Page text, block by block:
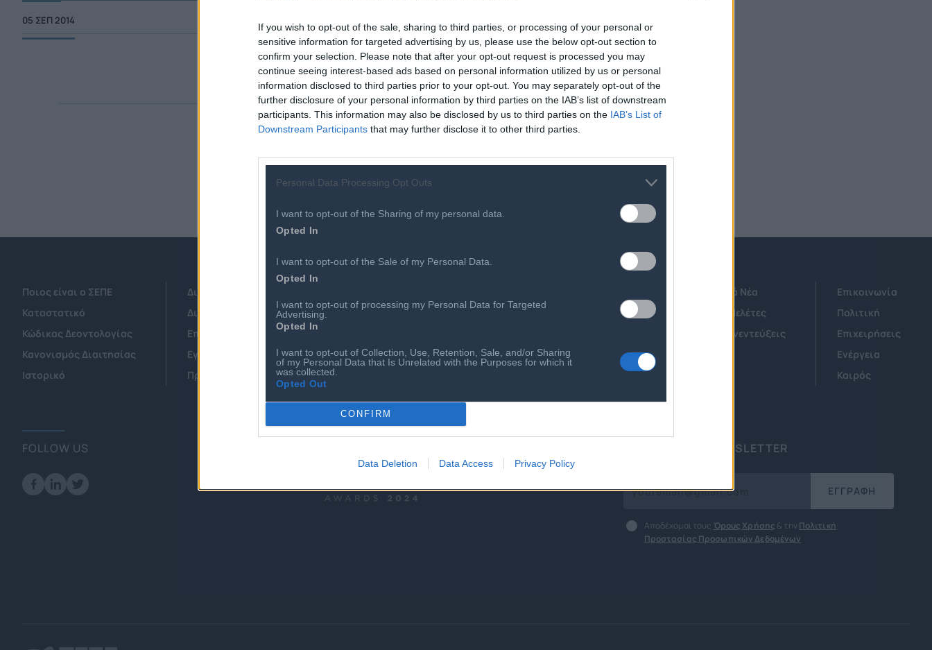
If you wish to opt-out of the sale, sharing to third parties, or processing of your personal or
sensitive information for targeted advertising by us, please use the below opt-out section to
confirm your selection. Please note that after your opt-out request is processed you may
continue seeing interest-based ads based on personal information utilized by us or personal
information disclosed to third parties prior to your opt-out. You may separately opt-out of the
further disclosure of your personal information by third parties on the IAB’s list of downstream
participants. This information may also be disclosed by us to third parties on the IAB’s List of
Downstream Participants that may further disclose it to other third parties.
Personal Data Processing Opt Outs
I want to opt-out of the Sharing of my personal data.
Opted In
I want to opt-out of the Sale of my Personal Data.
Opted In
I want to opt-out of processing my Personal Data for Targeted
Advertising.
Opted In
I want to opt-out of Collection, Use, Retention, Sale, and/or Sharing
of my Personal Data that Is Unrelated with the Purposes for which it
was collected.
Opted Out
CONFIRM
Data Deletion Data Access Privacy Policy
05 ΣΕΠ 2014
Ποιος είναι ο ΣΕΠΕ
Καταστατικό
Κώδικας Δεοντολογίας
Κανονισμός Διαιτησίας
Ιστορικό
Διοικητικό Συμβούλιο/ Αιρετά Όργανα
Διοικητικό Προσωπικό & Συνεργάτες
Επιχειρήσεις - Μέλη
Εγγραφή Νέου Μέλους
Προνόμια Μελών
Εκδηλώσεις
Ευκαιρίες Καριέρας
Ο ΣΕΠΕ είναι Μέλος Διεθνών Οργανισμών
Τεχνολογικά Νέα
Έρευνες - Μελέτες
Άρθρα & Συνεντεύξεις
Επικοινωνία
Πολιτική
Επιχειρήσεις
Ενέργεια
Καιρός
FOLLOW US ΕΓΓΡΑΦΗ ΣΤΟ NEWSLETTER
ΕΓΓΡΑΦΗ
Αποδέχομαι τους Όρους Χρήσης & την Πολιτική
Προστασίας Προσωπικών Δεδομένων